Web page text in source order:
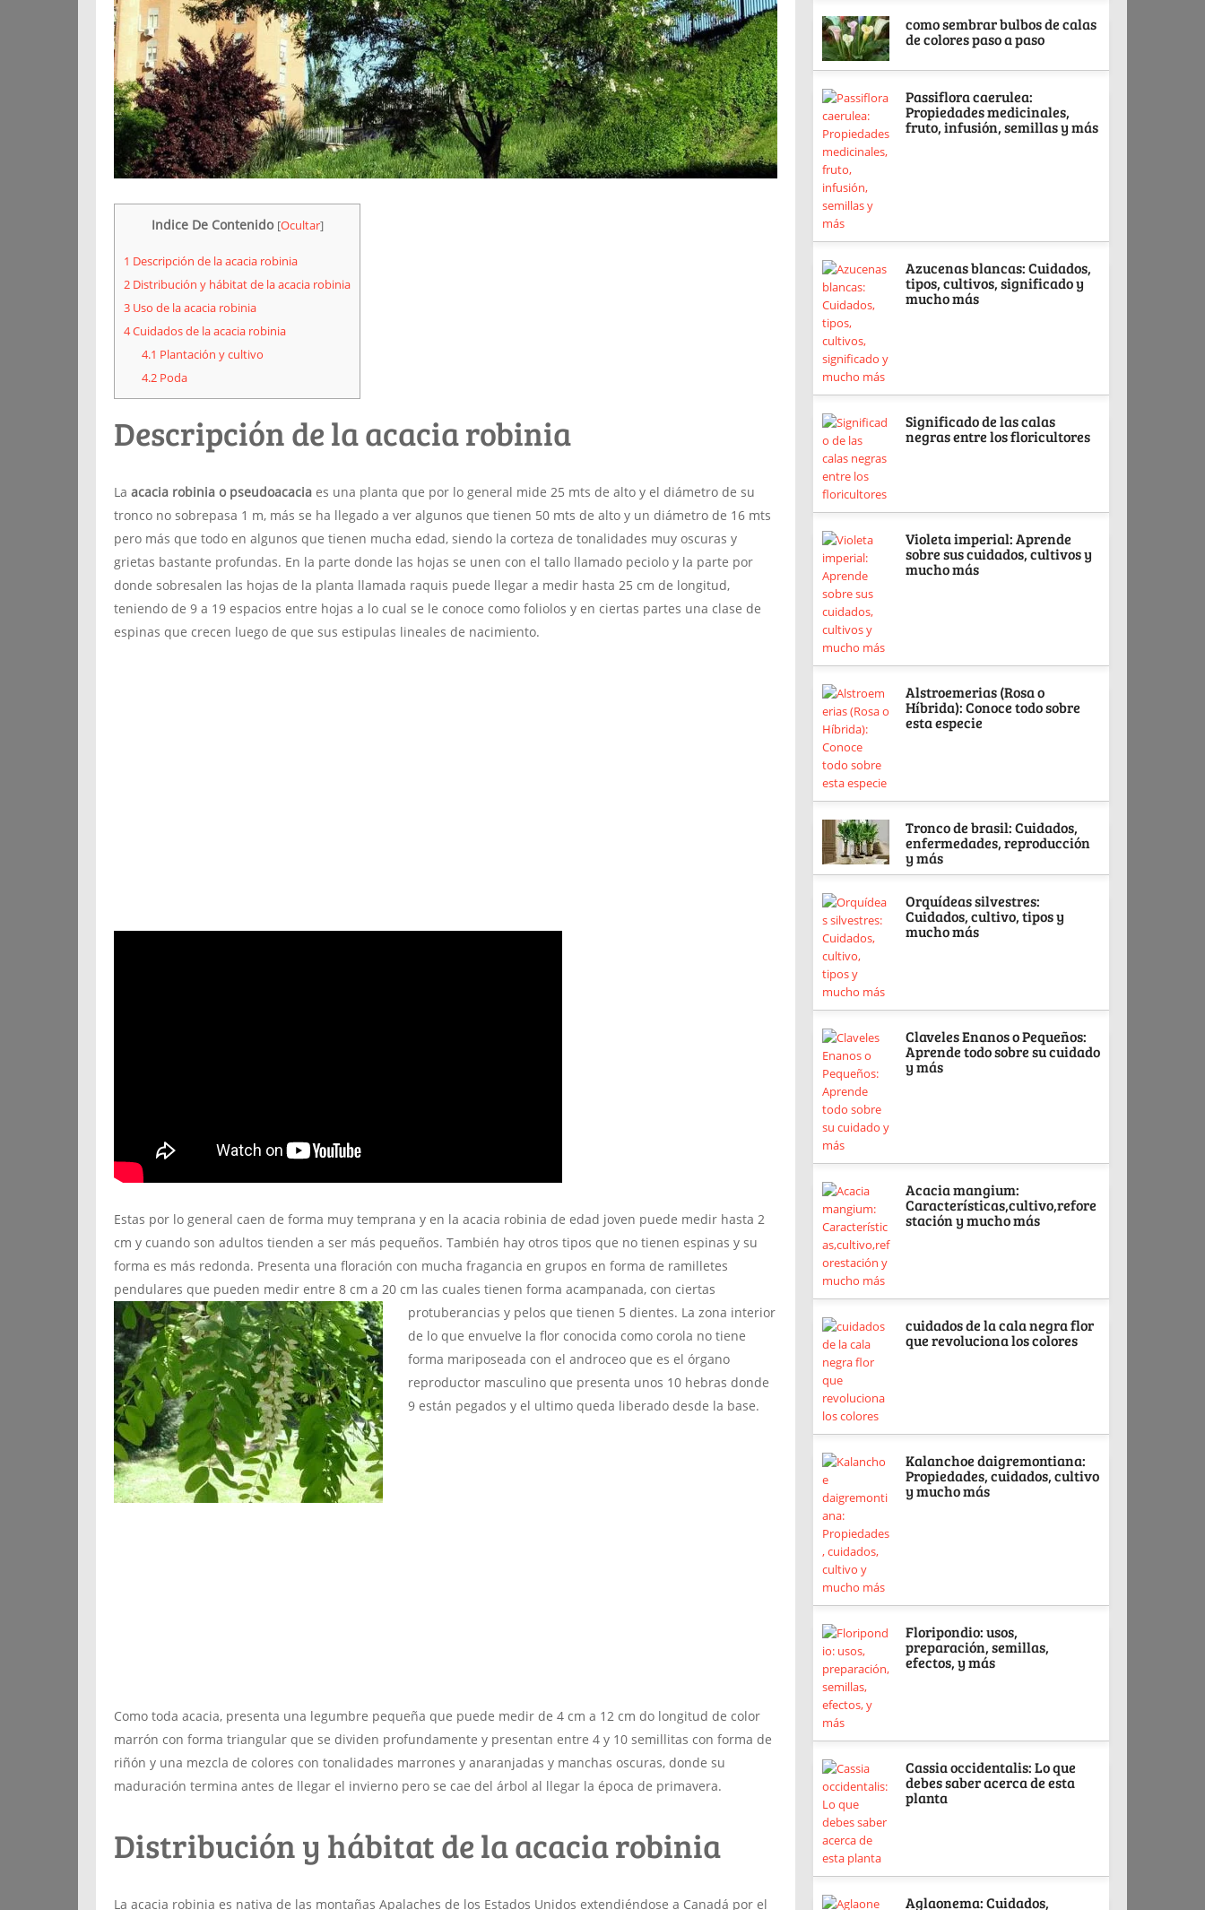
Indice De Contenido [Ocultar]
1 Descripción de la acacia robinia
2 Distribución y hábitat de la acacia robinia
3 Uso de la acacia robinia
4Cuidados de la acacia robinia
4.1 Plantación y cultivo
4.2Poda
Descripción de la acacia robinia
La acacia robinia o pseudoacacia es una planta que por lo general mide 25 mts de alto y el diámetro de su
tronco no sobrepasa 1 m, más se ha llegado a ver algunos que tienen 50 mts de alto y un diámetro de 16 mts
pero más que todo en algunos que tienen mucha edad, siendo la corteza de tonalidades muy oscuras y
grietas bastante profundas. En la parte donde las hojas se unen con el tallo llamado peciolo y la parte por
donde sobresalen las hojas de la planta llamada raquis puede llegar a medir hasta 25 cm de longitud,
teniendo de 9 a 19 espacios entre hojas a lo cual se le conoce como foliolos y en ciertas partes una clase de
espinas que crecen luego de que sus estipulas lineales de nacimiento.
Estas por lo general caen de forma muy temprana y en la acacia robinia de edad joven puede medir hasta 2
cm y cuando son adultos tienden a ser más pequeños. También hay otros tipos que no tienen espinas y su
forma es más redonda. Presenta una floración con mucha fragancia en grupos en forma de ramilletes
pendulares que pueden medir entre 8 cm a 20 cm las cuales tienen forma acampanada, con ciertas
protuberancias y pelos que tienen 5 dientes. La zona interior
de lo que envuelve la flor conocida como corola no tiene
forma mariposeada con el androceo que es el órgano
reproductor masculino que presenta unos 10 hebras donde
9 están pegados y el ultimo queda liberado desde la base.
Como toda acacia, presenta una legumbre pequeña que puede medir de 4 cm a 12 cm do longitud de color
marrón con forma triangular que se dividen profundamente y presentan entre 4 y 10 semillitas con forma de
riñón y una mezcla de colores con tonalidades marrones y anaranjadas y manchas oscuras, donde su
maduración termina antes de llegar el invierno pero se cae del árbol al llegar la época de primavera.
Distribución y hábitat de la acacia robinia
La acacia robinia es nativa de las montañas Apalaches de los Estados Unidos extendiéndose a Canadá por el
como sembrar bulbos de calas
de colores paso a paso
Passiflora caerulea:
Propiedades medicinales,
fruto, infusión, semillas y más
Azucenas blancas: Cuidados,
tipos, cultivos, significado y
mucho más
Significado de las calas
negras entre los floricultores
Violeta imperial: Aprende
sobre sus cuidados, cultivos y
mucho más
Alstroemerias (Rosa o
Híbrida): Conoce todo sobre
esta especie
Tronco de brasil: Cuidados,
enfermedades, reproducción
y más
Orquídeas silvestres:
Cuidados, cultivo, tipos y
mucho más
Claveles Enanos o Pequeños:
Aprende todo sobre su cuidado
y más
Acacia mangium:
Características,cultivo,refore
stación y mucho más
cuidados de la cala negra flor
que revoluciona los colores
Kalanchoe daigremontiana:
Propiedades, cuidados, cultivo
y mucho más
Floripondio: usos,
preparación, semillas,
efectos, y más
Cassia occidentalis: Lo que
debes saber acerca de esta
planta
Aglaonema: Cuidados,